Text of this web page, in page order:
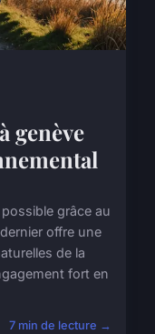
genève
grâce au
offre une
de la
fort en
7 min de lecture →